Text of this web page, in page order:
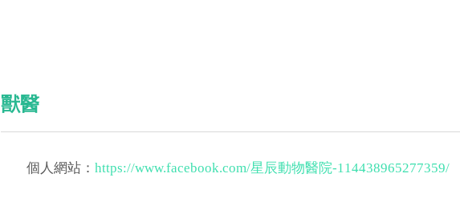
獸醫
個人網站： https://www.facebook.com/星辰動物醫院-114438965277359/